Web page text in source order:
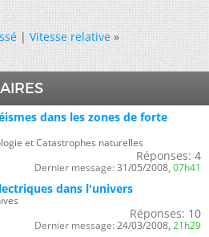
|Vitesse relative »
dans les zones de forte
et Catastrophes naturelles
Réponses: 4
Dernier message: 31/05/2008, 07h41
dans l'univers
Réponses: 10
Dernier message: 24/03/2008, 21h29